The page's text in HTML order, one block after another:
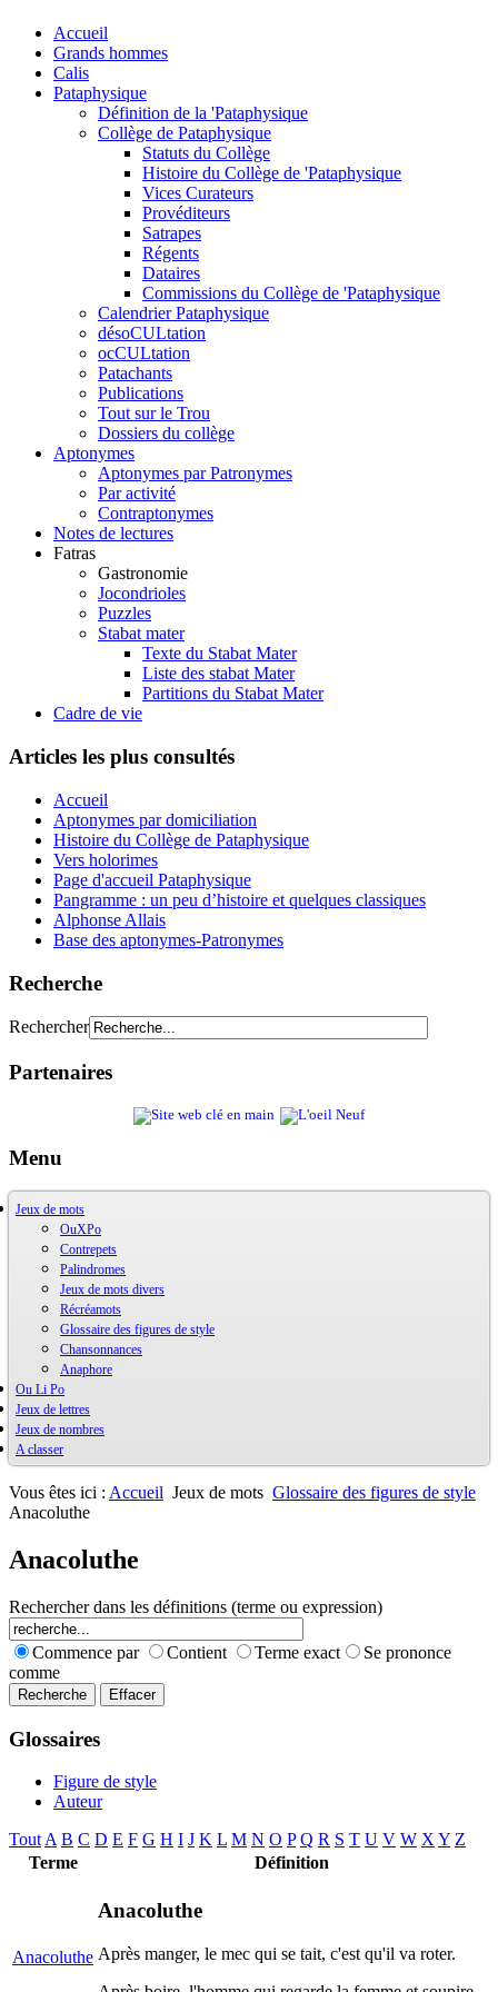
Accueil
Grands hommes
Calis
Pataphysique
Définition de la 'Pataphysique
Collège de Pataphysique
Statuts du Collège
Histoire du Collège de 'Pataphysique
Vices Curateurs
Provéditeurs
Satrapes
Régents
Dataires
Commissions du Collège de 'Pataphysique
Calendrier Pataphysique
désoCULtation
ocCULtation
Patachants
Publications
Tout sur le Trou
Dossiers du collège
Aptonymes
Aptonymes par Patronymes
Par activité
Contraptonymes
Notes de lectures
Fatras
Gastronomie
Jocondrioles
Puzzles
Stabat mater
Texte du Stabat Mater
Liste des stabat Mater
Partitions du Stabat Mater
Cadre de vie
Articles les plus consultés
Accueil
Aptonymes par domiciliation
Histoire du Collège de Pataphysique
Vers holorimes
Page d'accueil Pataphysique
Pangramme : un peu d’histoire et quelques classiques
Alphonse Allais
Base des aptonymes-Patronymes
Recherche
Rechercher
Partenaires
Menu
Jeux de mots
OuXPo
Contrepets
Palindromes
Jeux de mots divers
Récréamots
Glossaire des figures de style
Chansonnances
Anaphore
Ou Li Po
OuLiPo
Base de la Bibliothèque Oulipienne
Oulipiens
G. Perec
Bibliographie
La vie mode d'emploi
Ecrit par des oulipiens
Jeux de lettres
Jeux de nombres
Ludimath
Base Ludimath
Ludimaths : bibliographie
Nombres premiers
Jouez carré
A classer
Vous êtes ici : Accueil Jeux de mots Glossaire des figures de style
Anacoluthe
Anacoluthe
Rechercher dans les définitions (terme ou expression)
Commence par Contient Terme exact
Se prononce
comme
Glossaires
Figure de style
Auteur
ToutA B C D E F G H I J K L M N O P Q R S T U V W XY Z
Terme
Définition
Anacoluthe
Anacoluthe
Après manger, le mec qui se tait, c'est qu'il va roter.